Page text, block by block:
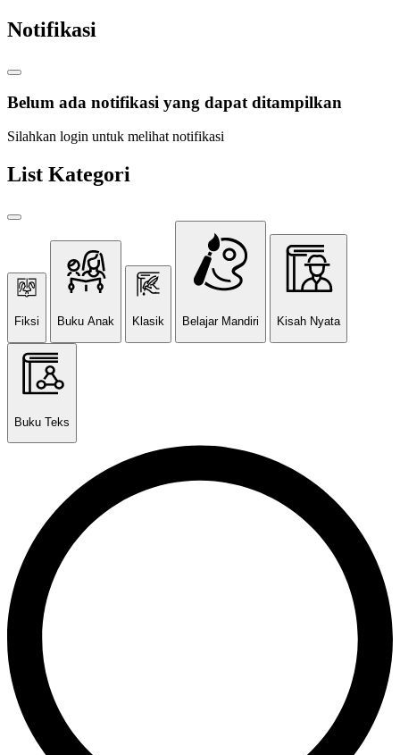
Notifikasi
Belum ada notifikasi yang dapat ditampilkan
Silahkan login untuk melihat notifikasi
List Kategori
Fiksi Buku Anak Klasik Belajar Mandiri Kisah Nyata
Buku Teks